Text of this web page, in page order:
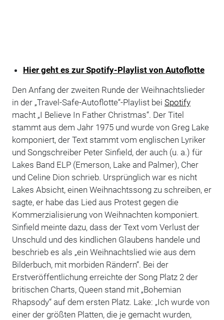
Hier geht es zur Spotify-Playlist von Autoflotte
Den Anfang der zweiten Runde der Weihnachtslieder
in der „Travel-Safe-Autoflotte“-Playlist bei Spotify
macht „I Believe In Father Christmas“. Der Titel
stammt aus dem Jahr 1975 und wurde von Greg Lake
komponiert, der Text stammt vom englischen Lyriker
und Songschreiber Peter Sinfield, der auch (u. a.) für
Lakes Band ELP (Emerson, Lake and Palmer), Cher
und Celine Dion schrieb. Ursprünglich war es nicht
Lakes Absicht, einen Weihnachtssong zu schreiben, er
sagte, er habe das Lied aus Protest gegen die
Kommerzialisierung von Weihnachten komponiert.
Sinfield meinte dazu, dass der Text vom Verlust der
Unschuld und des kindlichen Glaubens handele und
beschrieb es als „ein Weihnachtslied wie aus dem
Bilderbuch, mit morbiden Rändern“. Bei der
Erstveröffentlichung erreichte der Song Platz 2 der
britischen Charts, Queen stand mit „Bohemian
Rhapsody“ auf dem ersten Platz. Lake: „Ich wurde von
einer der größten Platten, die je gemacht wurden,